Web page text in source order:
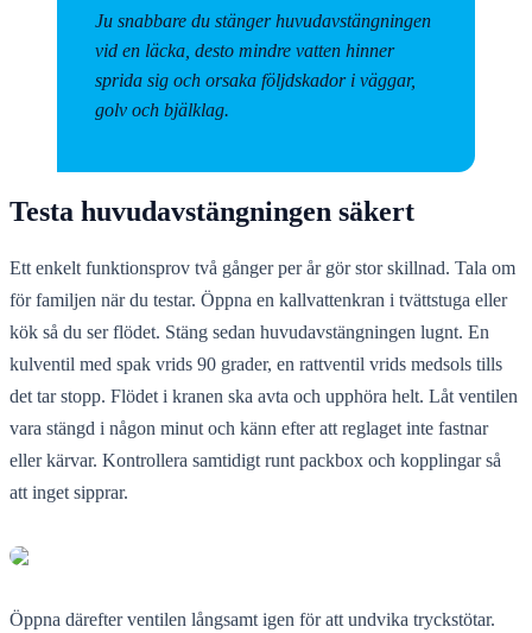
Ju snabbare du stänger huvudavstängningen
vid en läcka, desto mindre vatten hinner
sprida sig och orsaka följdskador i väggar,
golv och bjälklag.
Testa huvudavstängningen säkert
Ett enkelt funktionsprov två gånger per år gör stor skillnad. Tala om
för familjen när du testar. Öppna en kallvattenkran i tvättstuga eller
kök så du ser flödet. Stäng sedan huvudavstängningen lugnt. En
kulventil med spak vrids 90 grader, en rattventil vrids medsols tills
det tar stopp. Flödet i kranen ska avta och upphöra helt. Låt ventilen
vara stängd i någon minut och känn efter att reglaget inte fastnar
eller kärvar. Kontrollera samtidigt runt packbox och kopplingar så
att inget sipprar.
Öppna därefter ventilen långsamt igen för att undvika tryckstötar.